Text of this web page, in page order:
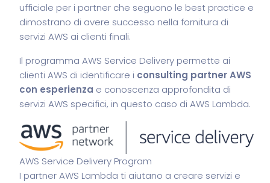
ufficiale per i partner che seguono le best practice e
dimostrano di avere successo nella fornitura di
servizi AWS ai clienti finali.
Il programma AWS Service Delivery permette ai
clienti AWS di identificare i consulting partner AWS
con esperienza e conoscenza approfondita di
servizi AWS specifici, in questo caso di AWS Lambda.
AWS Service Delivery Program
I partner AWS Lambda ti aiutano a creare servizi e